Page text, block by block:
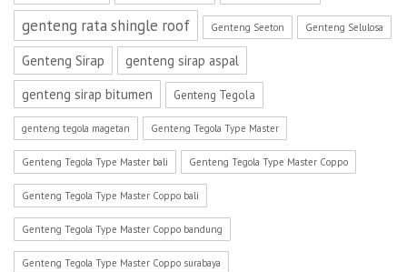
genteng rata shingle roof Genteng Seeton Genteng Selulosa
Genteng Sirap
genteng sirap aspal
genteng sirap bitumen
Genteng Tegola
genteng tegola magetan Genteng Tegola Type Master
Genteng Tegola Type Master bali Genteng Tegola Type Master Coppo
Genteng Tegola Type Master Coppo bali
Genteng Tegola Type Master Coppo bandung
Genteng Tegola Type Master Coppo surabaya